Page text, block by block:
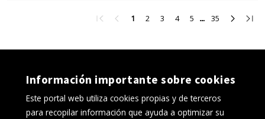
del
completo.
Ir
primera
Ir
página
1 2Ir
página
3
página
4Ir
página
5
página
35Ir
página
Ir
página
Ir
Información importante sobre cookies
Este portal web utiliza cookies propias y de terceros
para recopilar información que ayuda a optimizar su